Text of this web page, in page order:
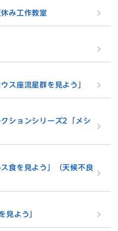
み工作教室
ス座流星群を見よう」
ションシリーズ2「メシ
食を見よう」（天候不良
見よう」